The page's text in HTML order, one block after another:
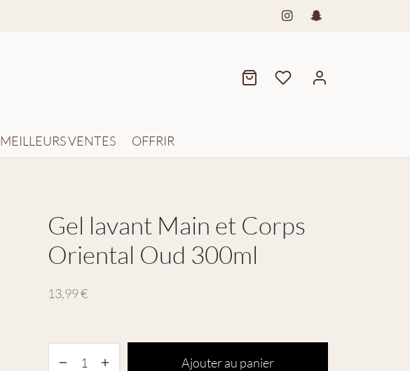
MEILLEURS VENTES OFFRIR
Gel lavant Main et Corps
Oriental Oud 300ml
13,99€
Ajouter au panier